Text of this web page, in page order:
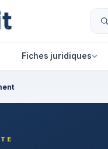
Fiches juridiques